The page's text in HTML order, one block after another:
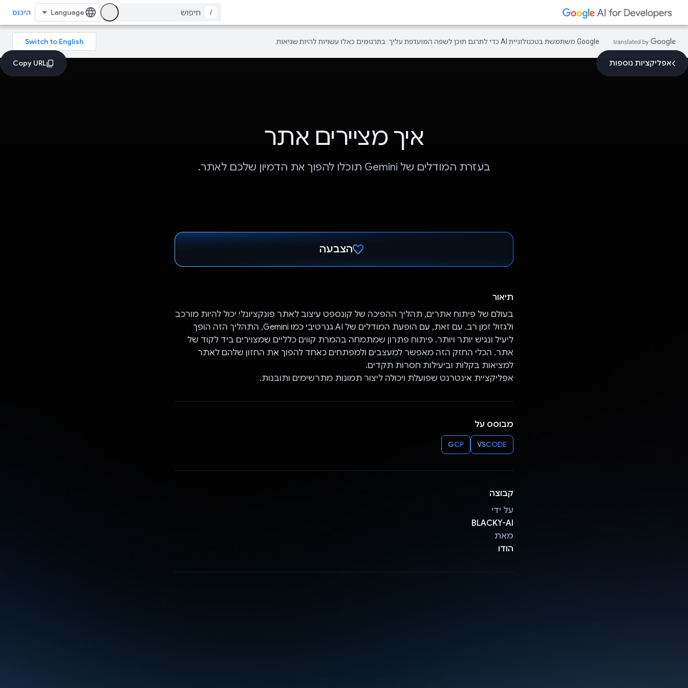
/ היכנס
‫Google משתמשת בטכנולוגיית AI כדי לתרגם תוכן לשפה המועדפת עליך. בתרגומים כאלו עשויות להיות שגיאות.
אפליקציות נוספות
איך מציירים אתר
בעזרת המודלים של Gemini תוכלו להפוך את הדמיון שלכם לאתר.
הצבעה
תיאור
בעולם של פיתוח אתרים, תהליך ההפיכה של קונספט עיצוב לאתר פונקציונלי יכול להיות מורכב
ולגזול זמן רב. עם זאת, עם הופעת המודלים של AI גנרטיבי כמו Gemini, התהליך הזה הופך
ליעיל ונגיש יותר ויותר. פיתוח פתרון שמתמחה בהמרת קווים כלליים שמצוירים ביד לקוד של
אתר. הכלי החזק הזה מאפשר למעצבים ולמפתחים כאחד להפוך את החזון שלהם לאתר
למציאות בקלות וביעילות חסרות תקדים.
אפליקציית אינטרנט שפועלת ויכולה ליצור תמונות מתרשימים ותובנות.
מבוסס על
VSCODE
GCP
קבוצה
על ידי
BLACKY-AI
מאת
הודו